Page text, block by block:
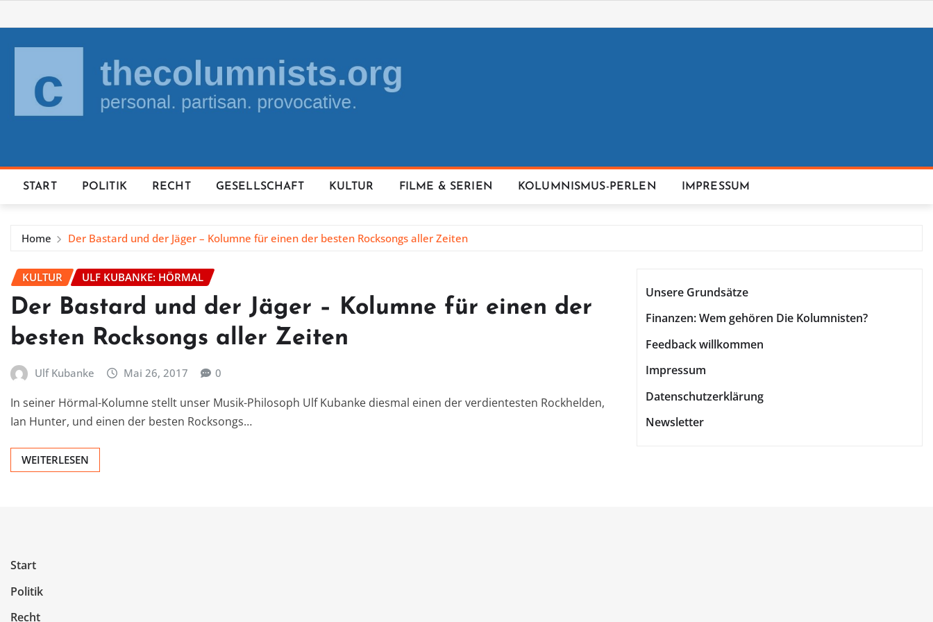
to
content
START POLITIK RECHT GESELLSCHAFT KULTUR FILME & SERIEN KOLUMNISMUS-PERLEN IMPRESSUM
Home Der Bastard und der Jäger – Kolumne für einen der besten Rocksongs aller Zeiten
KULTUR ULF KUBANKE: HÖRMAL
Der Bastard und der Jäger – Kolumne für einen der
besten Rocksongs aller Zeiten
Ulf Kubanke Mai 26, 2017 0
In seiner Hörmal-Kolumne stellt unser Musik-Philosoph Ulf Kubanke diesmal einen der verdientesten Rockhelden,
Ian Hunter, und einen der besten Rocksongs…
WEITERLESEN
Unsere Grundsätze
Finanzen: Wem gehören Die Kolumnisten?
Feedback willkommen
Impressum
Datenschutzerklärung
Newsletter
Start
Politik
Recht